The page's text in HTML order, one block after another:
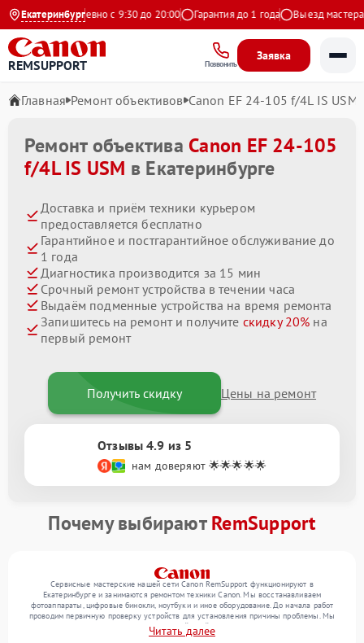
Екатеринбург
Ежедневно с 9:30 до 20:00 Гарантия до 1 года Выезд мастера
REMSUPPORT Позвонить
Заявка
Главная Ремонт объективов Canon EF 24-105 f/4L IS USM
Ремонт объектива Canon EF 24-105
f/4L IS USM в Екатеринбурге
Доставка и приём техники курьером
предоставляется бесплатно
Гарантийное и постгарантийное обслуживание до
1 года
Диагностика производится за 15 мин
Срочный ремонт устройства в течении часа
Выдаём подменные устройства на время ремонта
Запишитесь на ремонт и получите скидку 20% на
первый ремонт
Получить скидку Цены на ремонт
Отзывы 4.9 из 5
нам доверяют 🌟🌟🌟🌟🌟
Почему выбираютRemSupport
Сервисные мастерские нашей сети Canon RemSupport функционируют в
Екатеринбурге и занимаются ремонтом техники Canon. Мы восстанавливаем
фотоаппараты, цифровые бинокли, ноутбуки и иное оборудование. До начала работ
проводим первичную проверку устройств для установления причины проблемы. Мы
уточняем с посетителем набор нужных действий и их цену, лишь потом выполняем
восстановление с заменой запчастей по необходимости. В конце подтверждаем
Читать далее